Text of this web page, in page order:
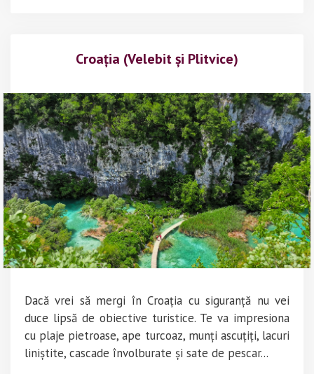
Croația (Velebit și Plitvice)
Dacă vrei să mergi în Croația cu siguranță nu vei
duce lipsă de obiective turistice. Te va impresiona
cu plaje pietroase, ape turcoaz, munți ascuțiți, lacuri
liniștite, cascade învolburate și sate de pescar...